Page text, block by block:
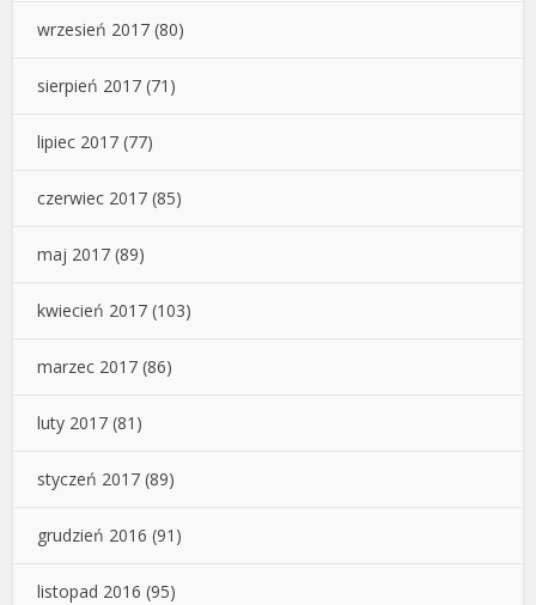
wrzesień 2017 (80)
sierpień 2017 (71)
lipiec 2017 (77)
czerwiec 2017 (85)
maj 2017 (89)
kwiecień 2017 (103)
marzec 2017 (86)
luty 2017 (81)
styczeń 2017 (89)
grudzień 2016 (91)
listopad 2016 (95)